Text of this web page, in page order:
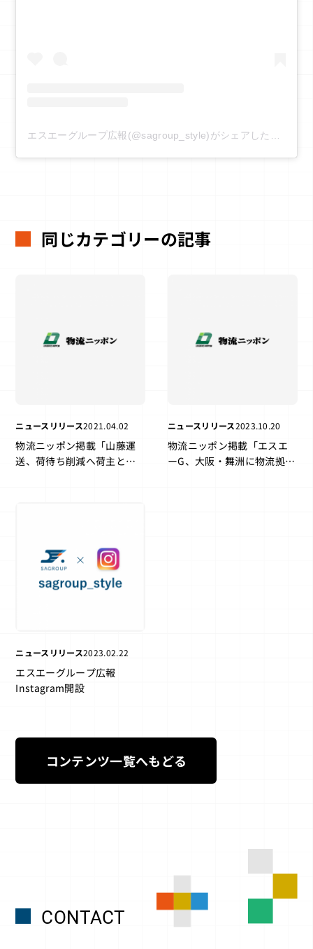
同じカテゴリーの記事
ニュースリリース2021.04.02
物流ニッポン掲載「山藤運
送、荷待ち削減へ荷主と連
ニュースリリース2023.10.20
物流ニッポン掲載「エスエ
ーG、大阪・舞洲に物流拠
ニュースリリース2023.02.22
エスエーグループ広報
Instagram開設
コンテンツ一覧へもどる
CONTACT